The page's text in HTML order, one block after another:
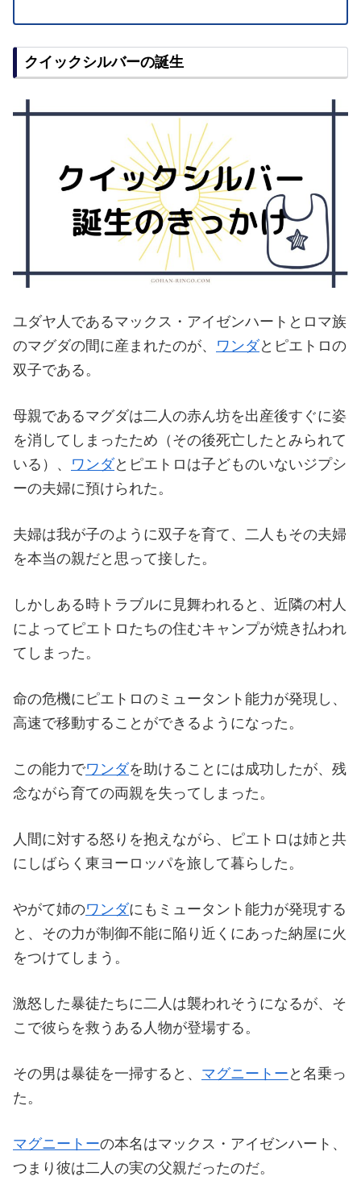
クイックシルバーの誕生
ユダヤ人であるマックス・アイゼンハートとロマ族
のマグダの間に産まれたのが、 ワンダとピエトロの
双子である。
母親であるマグダは二人の赤ん坊を出産後すぐに姿
を消してしまったため（その後死亡したとみられて
いる）、 ワンダとピエトロは子どものいないジプシ
ーの夫婦に預けられた。
夫婦は我が子のように双子を育て、二人もその夫婦
を本当の親だと思って接した。
しかしある時トラブルに見舞われると、近隣の村人
によってピエトロたちの住むキャンプが焼き払われ
てしまった。
命の危機にピエトロのミュータント能力が発現し、
高速で移動することができるようになった。
この能力でワンダを助けることには成功したが、残
念ながら育ての両親を失ってしまった。
人間に対する怒りを抱えながら、ピエトロは姉と共
にしばらく東ヨーロッパを旅して暮らした。
やがて姉のワンダにもミュータント能力が発現する
と、その力が制御不能に陥り近くにあった納屋に火
をつけてしまう。
激怒した暴徒たちに二人は襲われそうになるが、そ
こで彼らを救うある人物が登場する。
その男は暴徒を一掃すると、 マグニートー と名乗っ
た。
マグニートーの本名はマックス・アイゼンハート、
つまり彼は二人の実の父親だったのだ。